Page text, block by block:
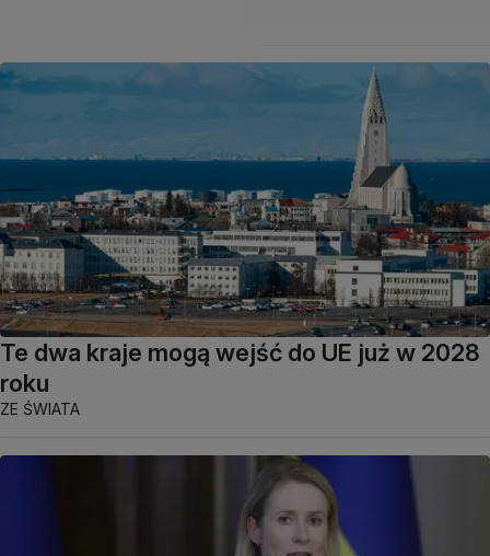
Te dwa kraje mogą wejść do UE już w 2028
roku
ZE ŚWIATA